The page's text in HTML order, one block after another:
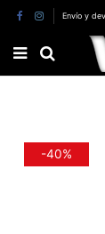
Envío y
-40%